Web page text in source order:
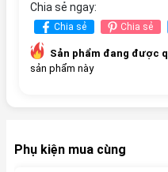
Chia sẻ ngay:
Chia sẻ Chia sẻ
Sản phẩm đang được
sản phẩm này
Phụ kiện mua cùng